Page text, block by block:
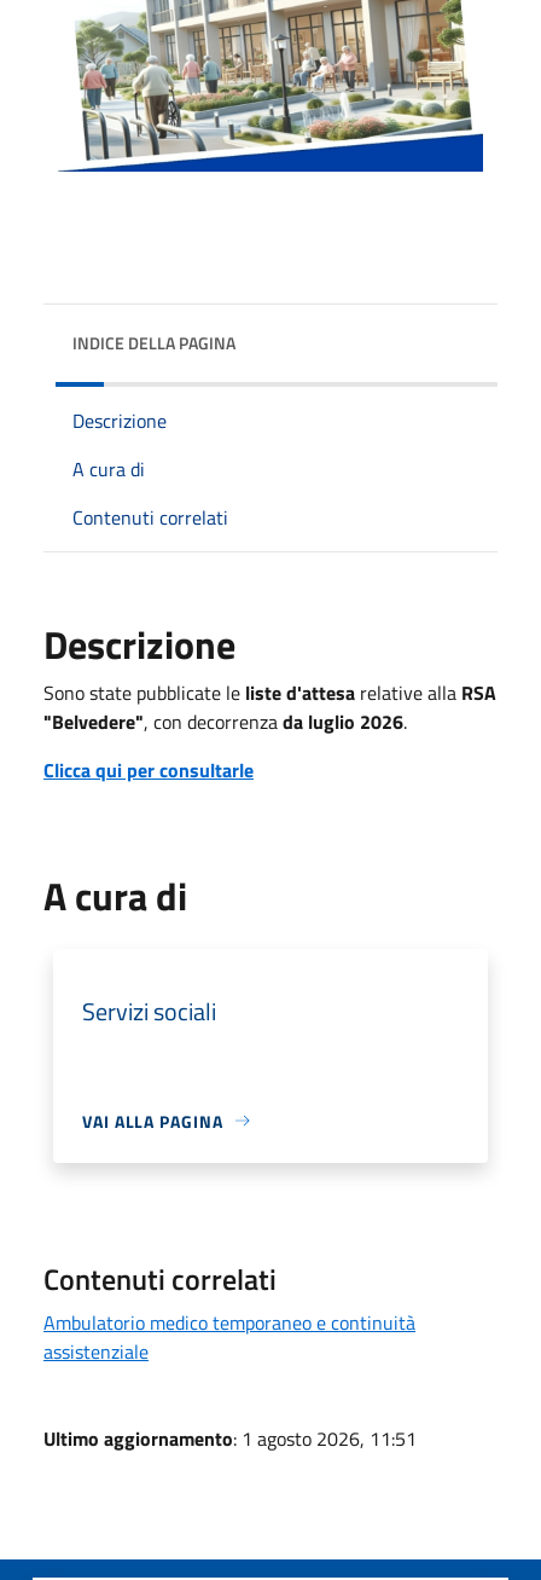
INDICE DELLA PAGINA
Descrizione
A cura di
Contenuti correlati
Descrizione
Sono state pubblicate le liste d'attesa relative alla RSA
"Belvedere", con decorrenzada luglio 2026.
Clicca qui per consultarle
A cura di
Servizi sociali
VAI ALLA PAGINA
Contenuti correlati
Ambulatorio medico temporaneo e continuità
assistenziale
Ultimo aggiornamento: 1 agosto 2026, 11:51